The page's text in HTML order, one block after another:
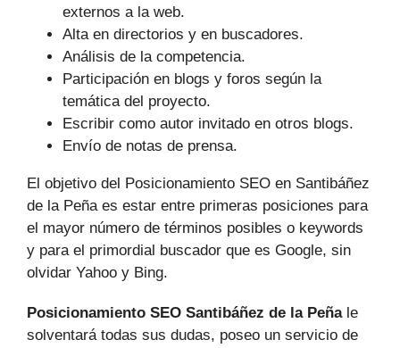
externos a la web.
Alta en directorios y en buscadores.
Análisis de la competencia.
Participación en blogs y foros según la
temática del proyecto.
Escribir como autor invitado en otros blogs.
Envío de notas de prensa.
El objetivo del Posicionamiento SEO en Santibáñez
de la Peña es estar entre primeras posiciones para
el mayor número de tér­minos posibles o keywords
y para el primordial buscador que es Google, sin
olvidar Yahoo y Bing.
Posicionamiento SEO Santibáñez de la Peñale
solventará todas sus dudas, poseo un servicio de